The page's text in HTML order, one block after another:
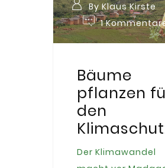
By Klaus Kirste
1
Bäume
pflanzen
den
Der Klimawandel